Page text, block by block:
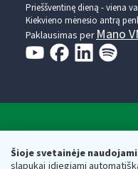
Šioje svetainėje
slapukai įdiegiami
Prieššventinę dieną - viena
Kiekvieno mėnesio antrą
Paklausimas perMano
Valstybinė
Respublikos finansų